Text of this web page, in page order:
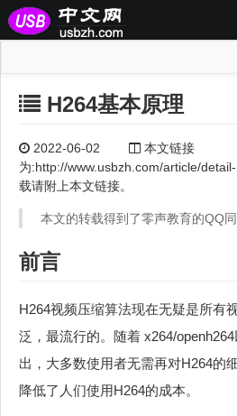
H264基本原理
2022-06-02
本文链接
为:http://www.usbzh.com/article/
载请附上本文链接。
本文的转载得到了零声教育的QQ同
前言
H264视频压缩算法现在无疑是所有
泛，最流行的。随着 x264/
出，大多数使用者无需再对H264的
降低了人们使用H264的成本。